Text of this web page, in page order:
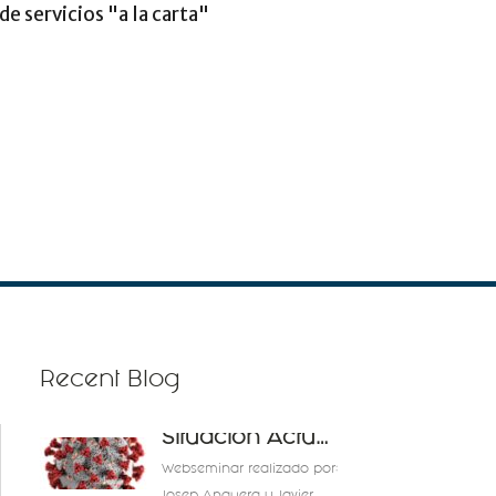
Recent Blog
Situación Actual C
Webseminar realizado por: